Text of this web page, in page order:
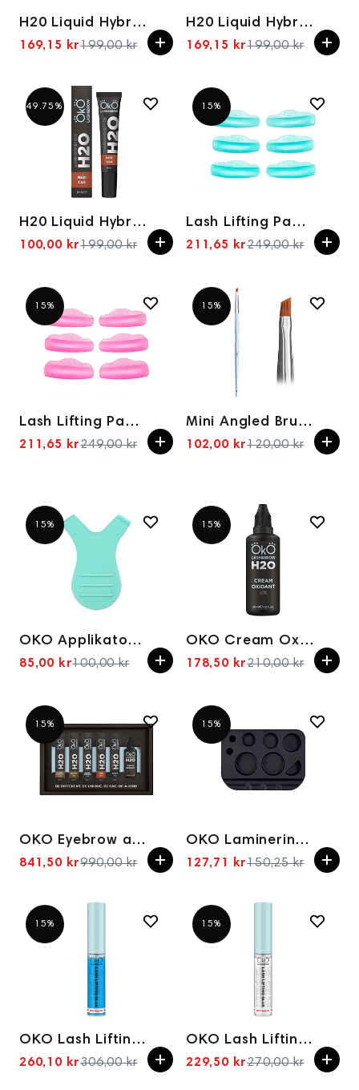
H20 Liquid Hybrid Tint Brown 7.62, 15 ml
Spesialpris
169,15 kr199,00 kr
H20 Liquid Hybrid Tint Light Brown 8.36, 15 ml
Spesialpris
169,15 kr199,00 kr
49.75%
H20 Liquid Hybrid Tint Red 7.54, 15 ml
Spesialpris
100,00 kr199,00 kr
15%
Lash Lifting Pads OKO Blue Lagoon 3 pairs
Spesialpris
211,65 kr249,00 kr
15%
Lash Lifting Pads OKO Pink 3 pairs
Spesialpris
211,65 kr249,00 kr
15%
Mini Angled Brush OKO #2
Spesialpris
102,00 kr120,00 kr
15%
OKO Applikator for vippelaminering
Spesialpris
85,00 kr100,00 kr
15%
OKO Cream Oxidant 3%, 30 ml
Spesialpris
178,50 kr210,00 kr
15%
OKO Eyebrow and eyelash dye set H20 Liquid Hybrid Tint
Spesialpris
841,50 kr990,00 kr
15%
OKO Lamineringpalett, svart
Spesialpris
127,71 kr150,25 kr
15%
OKO Lash Lifting Glue BLUE EDITION, 5 ml
Spesialpris
260,10 kr306,00 kr
15%
OKO Lash Lifting Glue, 5 ml
Spesialpris
229,50 kr270,00 kr